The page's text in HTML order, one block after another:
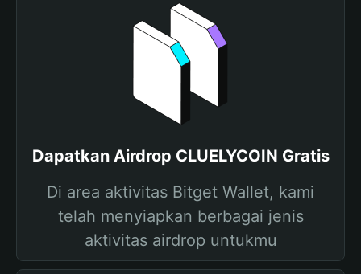
Dapatkan Airdrop CLUELYCOIN Gratis
Di area aktivitas Bitget Wallet, kami
telah menyiapkan berbagai jenis
aktivitas airdrop untukmu